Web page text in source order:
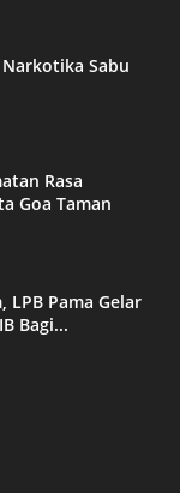
Sabu
Rasa
Goa Taman
LPB Pama Gelar
Bagi...